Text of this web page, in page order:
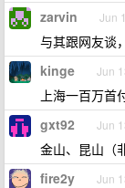
zarvin Jun
与其跟网友谈
kinge Jun
上海一百万首
gxt92 Jun
金山、昆山（
fire2y Jun